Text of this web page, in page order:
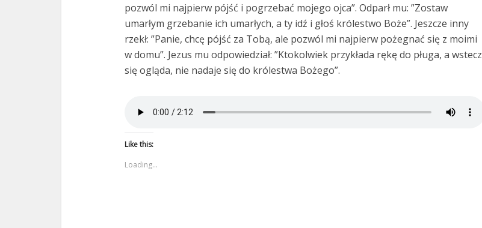
pozwól mi najpierw pójść i pogrzebać mojego ojca”. Odparł mu: ”Zostaw
umarłym grzebanie ich umarłych, a ty idź i głoś królestwo Boże”. Jeszcze inny
rzekł: ”Panie, chcę pójść za Tobą, ale pozwól mi najpierw pożegnać się z moimi
w domu”. Jezus mu odpowiedział: ”Ktokolwiek przykłada rękę do pługa, a wstecz
się ogląda, nie nadaje się do królestwa Bożego”.
Like this:
Loading...